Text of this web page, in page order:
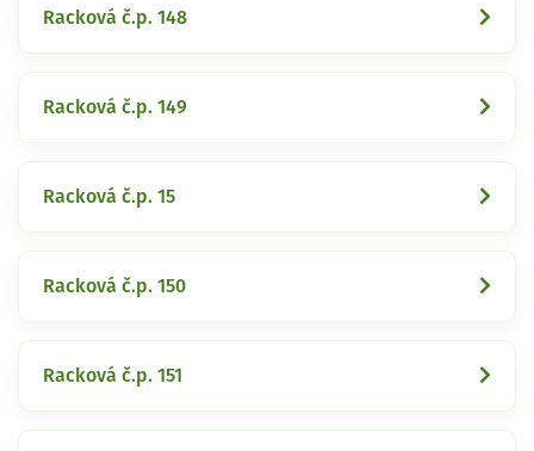
Racková č.p. 148
Racková č.p. 149
Racková č.p. 15
Racková č.p. 150
Racková č.p. 151